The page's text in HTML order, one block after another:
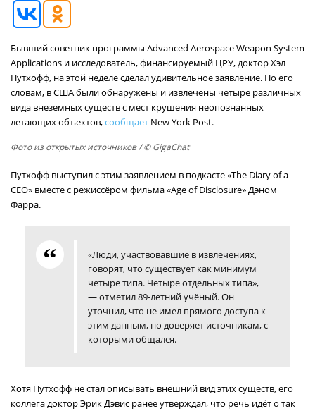
Бывший советник программы Advanced Aerospace Weapon System
Applications и исследователь, финансируемый ЦРУ, доктор Хэл
Путхофф, на этой неделе сделал удивительное заявление. По его
словам, в США были обнаружены и извлечены четыре различных
вида внеземных существ с мест крушения неопознанных
летающих объектов,сообщает New York Post.
Фото из открытых источников/ © GigaChat
Путхофф выступил с этим заявлением в подкасте «The Diary of a
CEO» вместе с режиссёром фильма «Age of Disclosure» Дэном
Фарра.
«Люди, участвовавшие в извлечениях,
говорят, что существует как минимум
четыре типа. Четыре отдельных типа»,
— отметил 89-летний учёный. Он
уточнил, что не имел прямого доступа к
этим данным, но доверяет источникам, с
которыми общался.
Хотя Путхофф не стал описывать внешний вид этих существ, его
коллега доктор Эрик Дэвис ранее утверждал, что речь идёт о так